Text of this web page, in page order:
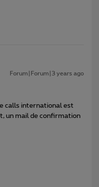
Forum|Forum|3 years ago
calls international est
un mail de confirmation